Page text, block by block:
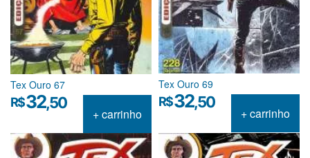
Tex Ouro 67
R$32,50
+ carrinho
Tex Ouro 69
R$32,50
+ carrinho